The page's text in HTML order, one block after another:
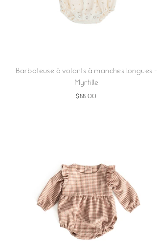
Barboteuse à volants à manches longues -
Myrtille
$88.00